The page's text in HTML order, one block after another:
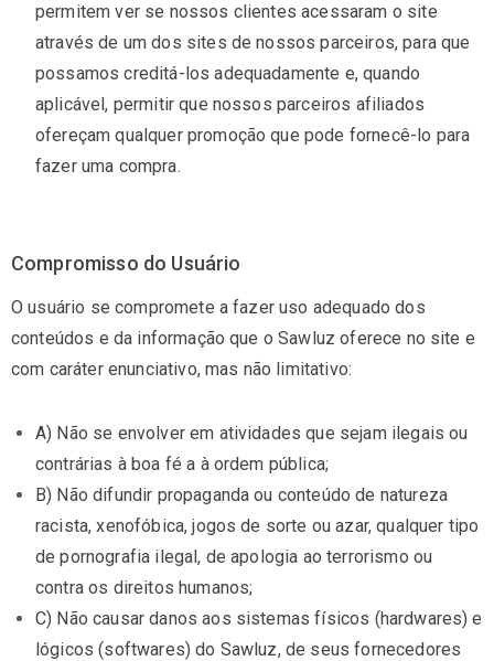
permitem ver se nossos clientes acessaram o site
através de um dos sites de nossos parceiros, para que
possamos creditá-los adequadamente e, quando
aplicável, permitir que nossos parceiros afiliados
ofereçam qualquer promoção que pode fornecê-lo para
fazer uma compra.
Compromisso do Usuário
O usuário se compromete a fazer uso adequado dos
conteúdos e da informação que o Sawluz oferece no site e
com caráter enunciativo, mas não limitativo:
A) Não se envolver em atividades que sejam ilegais ou
contrárias à boa fé a à ordem pública;
B) Não difundir propaganda ou conteúdo de natureza
racista, xenofóbica, jogos de sorte ou azar, qualquer tipo
de pornografia ilegal, de apologia ao terrorismo ou
contra os direitos humanos;
C) Não causar danos aos sistemas físicos (hardwares) e
lógicos (softwares) do Sawluz, de seus fornecedores